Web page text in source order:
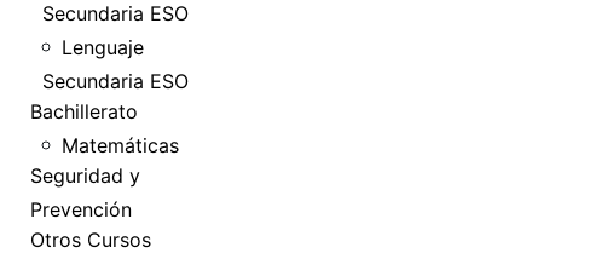
Secundaria ESO
Lenguaje
Secundaria ESO
Bachillerato
Matemáticas
Seguridad y
Prevención
Otros Cursos